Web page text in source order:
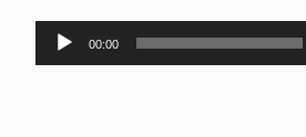
Lecteur
audio
00:00